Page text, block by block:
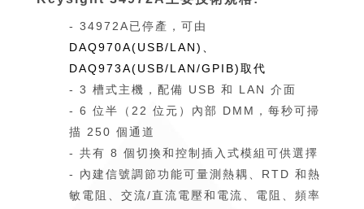
- 34972A已停產，可由
DAQ970A(USB/LAN)
DAQ973A(USB/LAN/GPIB)取代
- 3 槽式主機，配備 USB 和 LAN 介面
- 6 位半（22 位元）內部 DMM，每秒可掃
描 250 個通道
- 共有 8 個切換和控制插入式模組可供選擇
- 內建信號調節功能可量測熱耦、RTD 和熱
敏電阻、交流/直流電壓和電流、電阻、頻率